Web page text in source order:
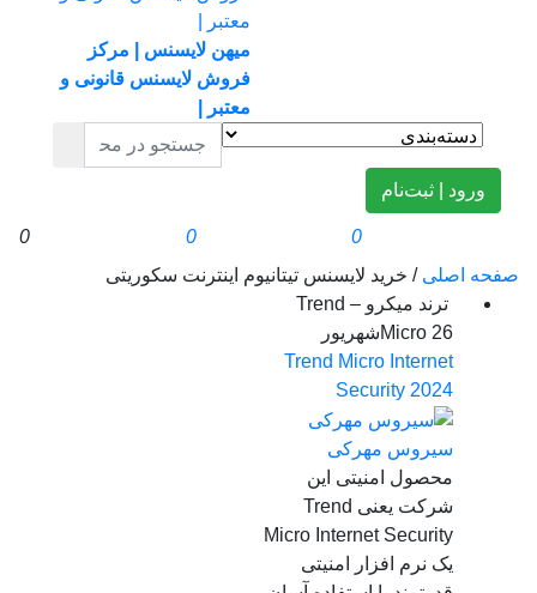
میهن لایسنس | مرکز
فروش لایسنس قانونی و
معتبر |
ورود | ثبت‌نام
صفحه اصلی/ خرید لایسنس تیتانیوم اینترنت سکوریتی
ترند میکرو – Trend
Micro26
شهریور
Trend Micro Internet
Security 2024
سیروس مهرکی
محصول امنیتی این
شرکت یعنی Trend
Micro Internet Security
یک نرم افزار امنیتی